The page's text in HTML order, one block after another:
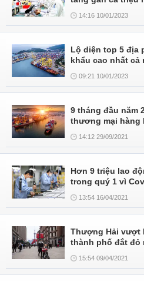
14:16 10/01/2023
Lộ diện top 5 địa
khẩu cao nhất cả
09:21 10/01/2023
9 tháng đầu năm
thương mại hàng
14:12 29/09/2021
Hơn 9 triệu lao
trong quý 1 vì
13:54 16/04/2021
Thượng Hải vượt
thành phố đắt đỏ
15:54 09/04/2021